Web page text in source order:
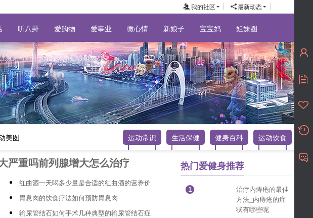
我的社区 最新动态
听八卦 爱购物 爱事业 微心情 新娘子 宝宝妈 姐妹圈
美图 运动常识 生活保健 健身百科 运动饮食
严重吗前列腺增大怎么治疗
红曲酒一天喝多少量是合适的红曲酒的营养价
胃息肉的饮食疗法如何预防胃息肉
输尿管结石如何手术几种典型的输尿管结石症
热门爱健身推荐
1
治疗内痔疮的最佳
方法_内痔疮的症
状有哪些呢